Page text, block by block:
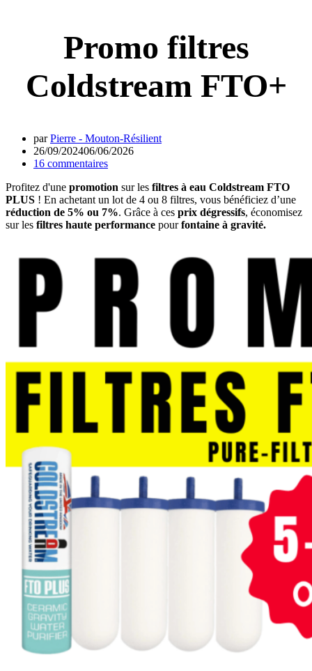
Promo filtres
Coldstream FTO+
parPierre - Mouton-Résilient
26/09/202406/06/2026
16 commentaires
Profitez d'une promotion sur les filtres à eau Coldstream FTO
PLUS ! En achetant un lot de 4 ou 8 filtres, vous bénéficiez d’une
réduction de 5% ou 7%. Grâce à ces prix dégressifs, économisez
sur les filtres haute performance pourfontaine à gravité.